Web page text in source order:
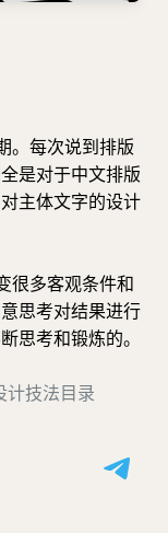
。每次说到排版
是对于中文排版
主体文字的设计
很多客观条件和
思考对结果进行
思考和锻炼的。
计技法目录